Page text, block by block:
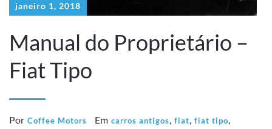
janeiro 1, 2018
Manual do Proprietário –
Fiat Tipo
Por Coffee Motors Em carros antigos, fiat, fiat tipo,